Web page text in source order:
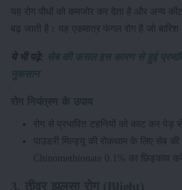
यह रोग पौधों को कमजोर कर देता है और अन्य
बढ़ जाती है। यह एकमात्र फंगल रोग है जो
ये भी पढ़े: सेब की फसल इस कारण से हुई
नुकसान
रोग से प्रभावित टहनियों को काट कर पेड़
पाउडरी मिल्ड्यू की रोकथाम के लिए सेब
Chinomethionate 0.1% का छिड़काव